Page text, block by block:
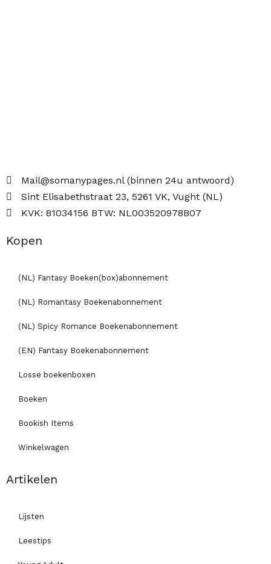
Mail@somanypages.nl (binnen 24u antwoord)
Sint Elisabethstraat 23, 5261 VK, Vught (NL)
KVK: 81034156 BTW: NL003520978B07
Kopen
(NL) Fantasy Boeken(box)abonnement
(NL) Romantasy Boekenabonnement
(NL) Spicy Romance Boekenabonnement
(EN) Fantasy Boekenabonnement
Losse boekenboxen
Boeken
Bookish Items
Winkelwagen
Artikelen
Lijsten
Leestips